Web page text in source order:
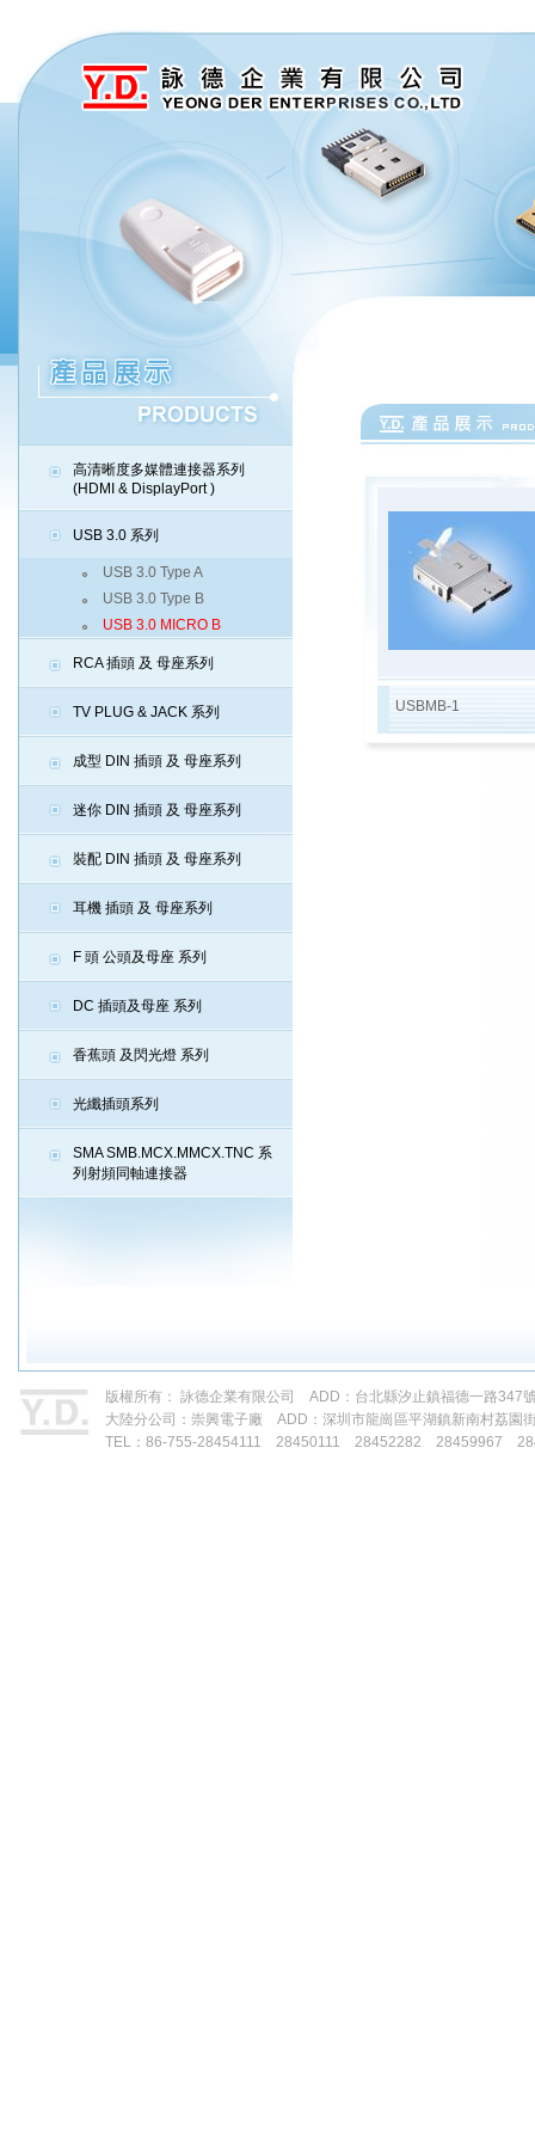
高清晰度多媒體連接器系列
(HDMI & DisplayPort )
USB 3.0 系列
USB 3.0 Type A
USB 3.0 Type B
USB 3.0 MICRO B
RCA 插頭 及 母座系列
TV PLUG & JACK 系列
成型 DIN 插頭 及 母座系列
迷你 DIN 插頭 及 母座系列
裝配 DIN 插頭 及 母座系列
耳機 插頭 及 母座系列
F 頭 公頭及母座 系列
DC 插頭及母座 系列
香蕉頭 及閃光燈 系列
光纖插頭系列
SMA SMB.MCX.MMCX.TNC 系
列射頻同軸連接器
USBMB-1
版權所有： 詠德企業有限公司 ADD：台北縣汐止鎮福德一路
大陸分公司：崇興電子廠 ADD：深圳市龍崗區平湖鎮新南村荔
TEL：86-755-28454111 28450111 28452282 28459967